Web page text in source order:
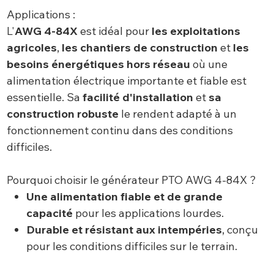
Applications :
L'AWG 4-84Xest idéal pour les exploitations
agricoles, les chantiers de construction et les
besoins énergétiques hors réseau où une
alimentation électrique importante et fiable est
essentielle. Sa facilité d'installation et sa
construction robuste le rendent adapté à un
fonctionnement continu dans des conditions
difficiles.
Pourquoi choisir le générateur PTO AWG 4-84X ?
Une alimentation fiable et de grande
capacité pour les applications lourdes.
Durable et résistant aux intempéries, conçu
pour les conditions difficiles sur le terrain.